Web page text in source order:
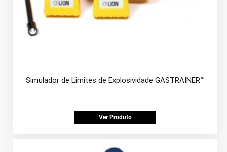
Simulador de Limites de Explosividade GASTRAINER™
Ver Produto